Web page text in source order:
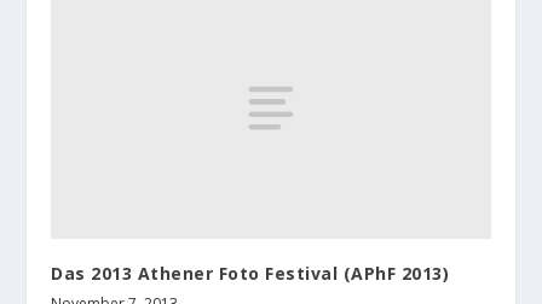
Das 2013 Athener Foto Festival (APhF 2013)